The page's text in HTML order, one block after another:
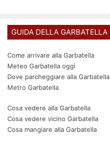
GUIDA DELLA GARBATELLA
Come arrivare alla Garbatella
Meteo Garbatella oggi
Dove parcheggiare alla Garbatella
Metro Garbatella
Cosa vedere alla Garbatella
Cosa vedere vicino Garbatella
Cosa mangiare alla Garbatella